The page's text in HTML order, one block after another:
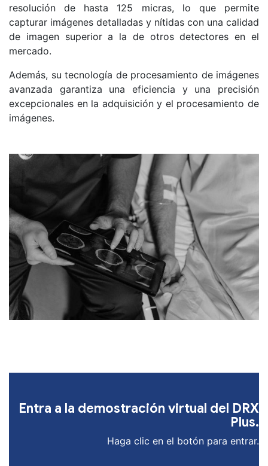
resolución de hasta 125 micras, lo que permite
capturar imágenes detalladas y nítidas con una calidad
de imagen superior a la de otros detectores en el
mercado.
Además, su tecnología de procesamiento de imágenes
avanzada garantiza una eficiencia y una precisión
excepcionales en la adquisición y el procesamiento de
imágenes.
Entra a la demostración virtual del DRX
Plus.
Haga clic en el botón para entrar.